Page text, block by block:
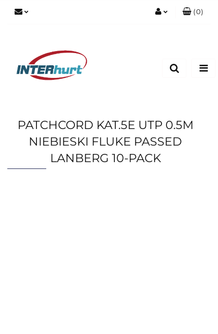
(0)
PATCHCORD KAT.5E UTP 0.5M
NIEBIESKI FLUKE PASSED
LANBERG 10-PACK